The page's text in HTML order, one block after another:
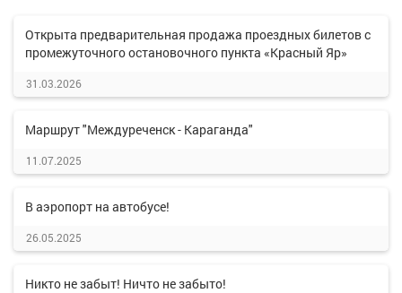
Открыта предварительная продажа проездных билетов с
промежуточного остановочного пункта «Красный Яр»
31.03.2026
Маршрут "Междуреченск - Караганда"
11.07.2025
В аэропорт на автобусе!
26.05.2025
Никто не забыт! Ничто не забыто!